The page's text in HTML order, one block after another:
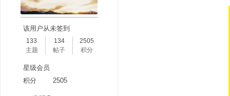
该用户从未签到
133
主题
134
帖子
2505
积分
星级会员
积分
2505